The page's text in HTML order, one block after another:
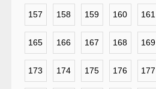
157 158 159 160 161
165 166 167 168 169
173 174 175 176 177